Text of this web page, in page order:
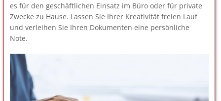
es für den geschäftlichen Einsatz im Büro oder für private
Zwecke zu Hause. Lassen Sie Ihrer Kreativität freien Lauf
und verleihen Sie Ihren Dokumenten eine persönliche
Note.